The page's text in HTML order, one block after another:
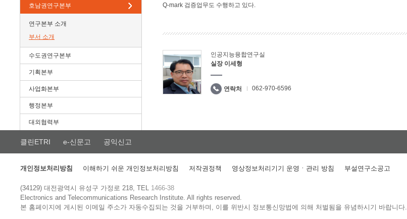
호남권연구본부
연구본부 소개
부서 소개
수도권연구본부
기획본부
사업화본부
행정본부
대외협력부
Q-mark 검증업무도 수행하고 있다.
인공지능융합연구실
실장 이세형
연락처 062-970-6596
클린ETRI e-신문고 공익신고
개인정보처리방침 이해하기 쉬운 개인정보처리방침 저작권정책 영상정보처리기기 운영ㆍ관리 방침 부설연구소공고
(34129) 대전광역시 유성구 가정로 218, TEL 1466-38
Electronics and Telecommunications Research Institute.All rights reserved.
본 홈페이지에 게시된 이메일 주소가 자동수집되는 것을 거부하며, 이를 위반시 정보통신망법에 의해 처벌됨을 유념하시기 바랍니다.